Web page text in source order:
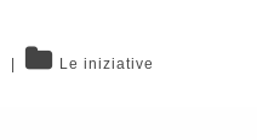
Le iniziative